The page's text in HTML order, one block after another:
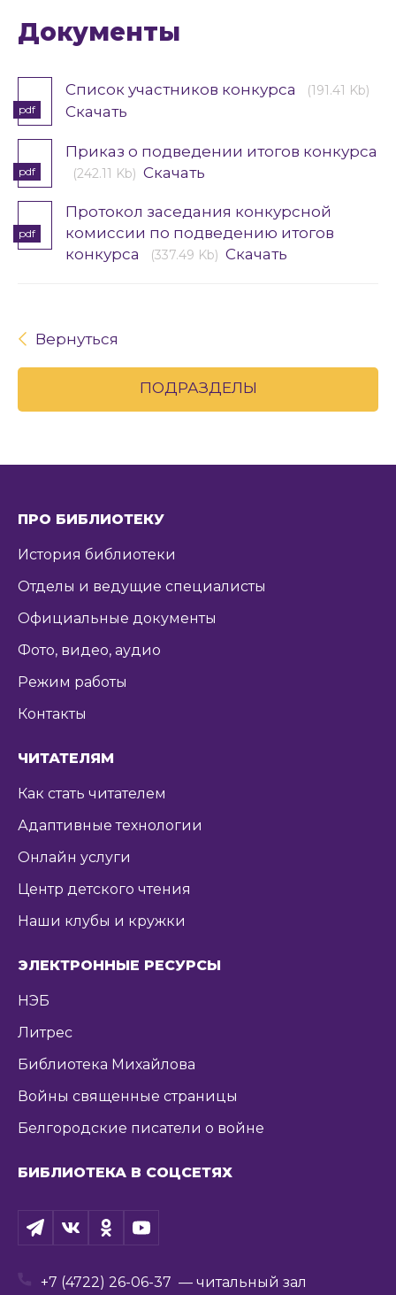
Документы
pdf
Список участников конкурса (191.41 Kb)
Скачать
pdf
Приказ о подведении итогов конкурса
(242.11 Kb) Скачать
pdf
Протокол заседания конкурсной
комиссии по подведению итогов
конкурса
(337.49 Kb) Скачать
Вернуться
ПОДРАЗДЕЛЫ
ПРО БИБЛИОТЕКУ
История библиотеки
Отделы и ведущие специалисты
Официальные документы
Фото, видео, аудио
Режим работы
Контакты
ЧИТАТЕЛЯМ
Как стать читателем
Адаптивные технологии
Онлайн услуги
Центр детского чтения
Наши клубы и кружки
ЭЛЕКТРОННЫЕ РЕСУРСЫ
НЭБ
Литрес
Библиотека Михайлова
Войны священные страницы
Белгородские писатели о войне
БИБЛИОТЕКА В СОЦСЕТЯХ
+7 (4722) 26-06-37 — читальный зал